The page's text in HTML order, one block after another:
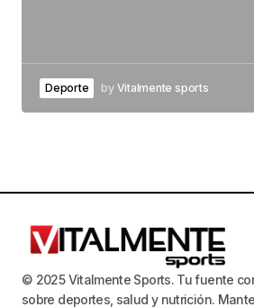
Deporte by Vitalmente sports
© 2025 Vitalmente Sports. Tu fuente
sobre deportes, salud y nutrición.